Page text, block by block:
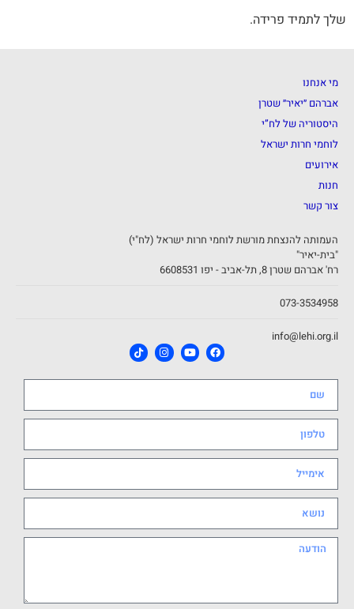
שלך לתמיד פרידה.
מי אנחנו
אברהם ״יאיר״ שטרן
היסטוריה של לח”י
לוחמי חרות ישראל
אירועים
חנות
צור קשר
העמותה להנצחת מורשת לוחמי חרות ישראל (לח"י)
"בית-יאיר"
רח' אברהם שטרן 8, תל-אביב - יפו 6608531
073-3534958
info@lehi.org.il